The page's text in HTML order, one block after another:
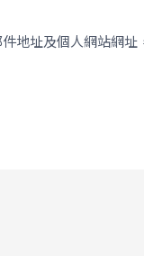
地址及個人網站網址